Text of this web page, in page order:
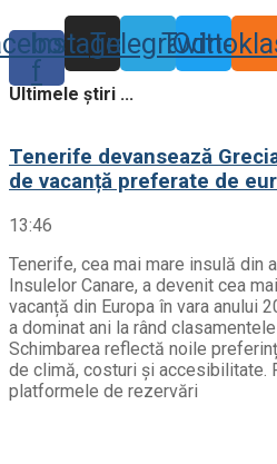
f
Instagram
TelegramTwitter
Ultimele știri ...
Tenerife devansează
de vacanță preferate de
13:46
Tenerife, cea mai mare insulă din
Insulelor Canare, a devenit cea
vacanță din Europa în vara anului
a dominat ani la rând
Schimbarea reflectă noile
de climă, costuri și accesibilitate.
platformele de rezervări